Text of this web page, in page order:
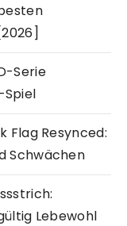
Serie
Flag Resynced:
Schwächen
Lebewohl